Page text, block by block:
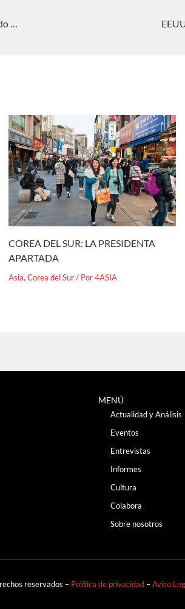
INTERREGNUM: Presión sobre Taiwán. Fernando Delage
COREA DEL SUR: LA PRESIDENTA
APARTADA
Asia, Corea del Sur/ Por4ASIA
MENÚ
Actualidad y Análisis
Eventos
Entrevistas
Informes
Cultura
Colabora
Sobre nosotros
reservados – Política de privacidad –Aviso